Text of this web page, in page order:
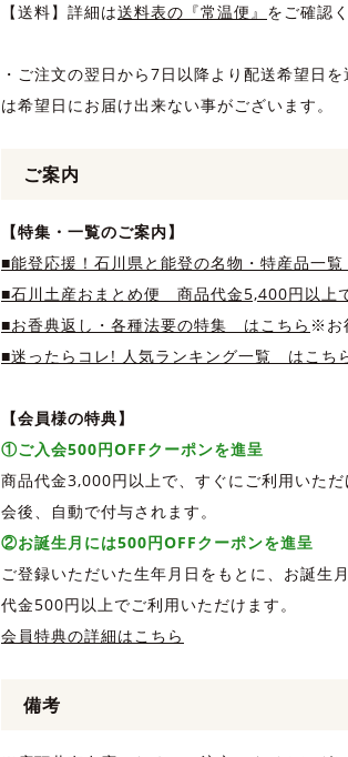
【送料】詳細は送料表の『常温便』 をご確認
・ご注文の翌日から7日以降より配送希望日
は希望日にお届け出来ない事がございます。
ご案内
【特集・一覧のご案内】
■能登応援！石川県と能登の名物・特産品一
■石川土産おまとめ便 商品代金5,400円以上
■お香典返し・各種法要の特集 はこちら ※お
■迷ったらコレ! 人気ランキング一覧 はこち
【会員様の特典】
①ご入会500円OFFクーポンを進呈
商品代金3,000円以上で、すぐにご利用いた
会後、自動で付与されます。
②お誕生月には500円OFFクーポンを進呈
ご登録いただいた生年月日をもとに、お誕生
代金500円以上でご利用いただけます。
会員特典の詳細はこちら
備考